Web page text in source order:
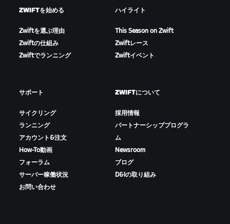
ZWIFTを始める
Zwiftを選ぶ理由
Zwiftの仕組み
Zwiftでランニング
ハイライト
This Season on Zwift
Zwiftレース
Zwiftイベント
サポート
サイクリング
ランニング
アカウント&注文
How-To動画
フォーラム
サーバー稼働状況
お問い合わせ
ZWIFTについて
採用情報
パートナーシッププログラ
ム
Newsroom
ブログ
D&Iの取り組み